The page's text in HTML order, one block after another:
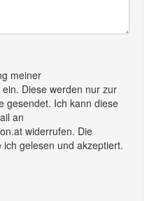
meiner
Diese werden nur zur
gesendet. Ich kann diese
an
widerrufen. Die
gelesen und akzeptiert.